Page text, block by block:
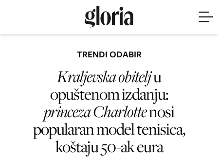
TRENDI ODABIR
Kraljevska obitelju
opuštenom izdanju:
princeza Charlottenosi
popularan model tenisica,
koštaju 50-ak eura